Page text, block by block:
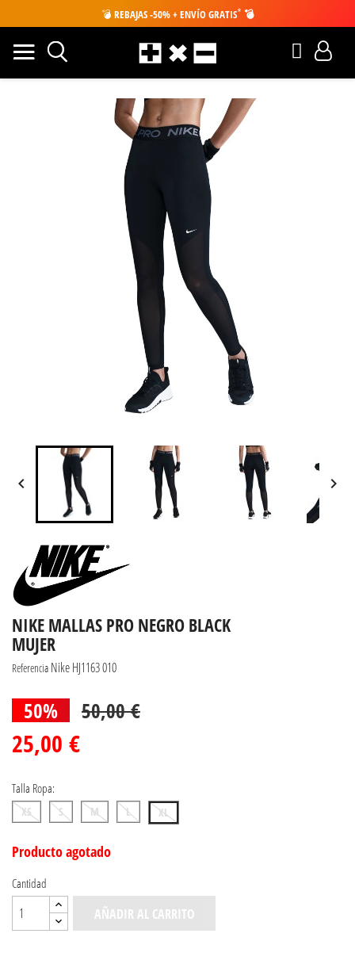
💣 REBAJAS -50% + ENVÍO GRATIS* 💣
 
NIKE MALLAS PRO NEGRO BLACK
MUJER
Referencia Nike HJ1163 010
50% 50,00 €
25,00 €
Talla Ropa:
XS S M L XL
Producto agotado
Cantidad
AÑADIR AL CARRITO